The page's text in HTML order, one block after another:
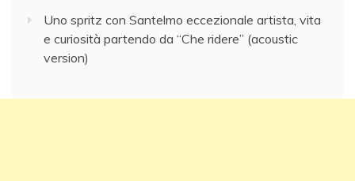
Uno spritz con Santelmo eccezionale artista, vita
e curiosità partendo da “Che ridere” (acoustic
version)